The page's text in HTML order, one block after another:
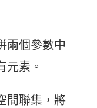
兩個參數中
元素。
間聯集，將